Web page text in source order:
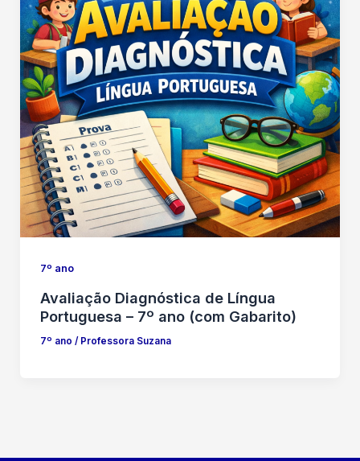
7º ano
Avaliação Diagnóstica de Língua
Portuguesa – 7º ano (com Gabarito)
7º ano / Professora Suzana